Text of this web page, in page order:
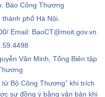
Báo Công Thương
phố Hà Nội.
Email: BaoCT@moit.gov.vn
Văn Minh, Tổng Biên tập
Bộ Công Thương” khi trích
sự đồng ý bằng văn bản khi